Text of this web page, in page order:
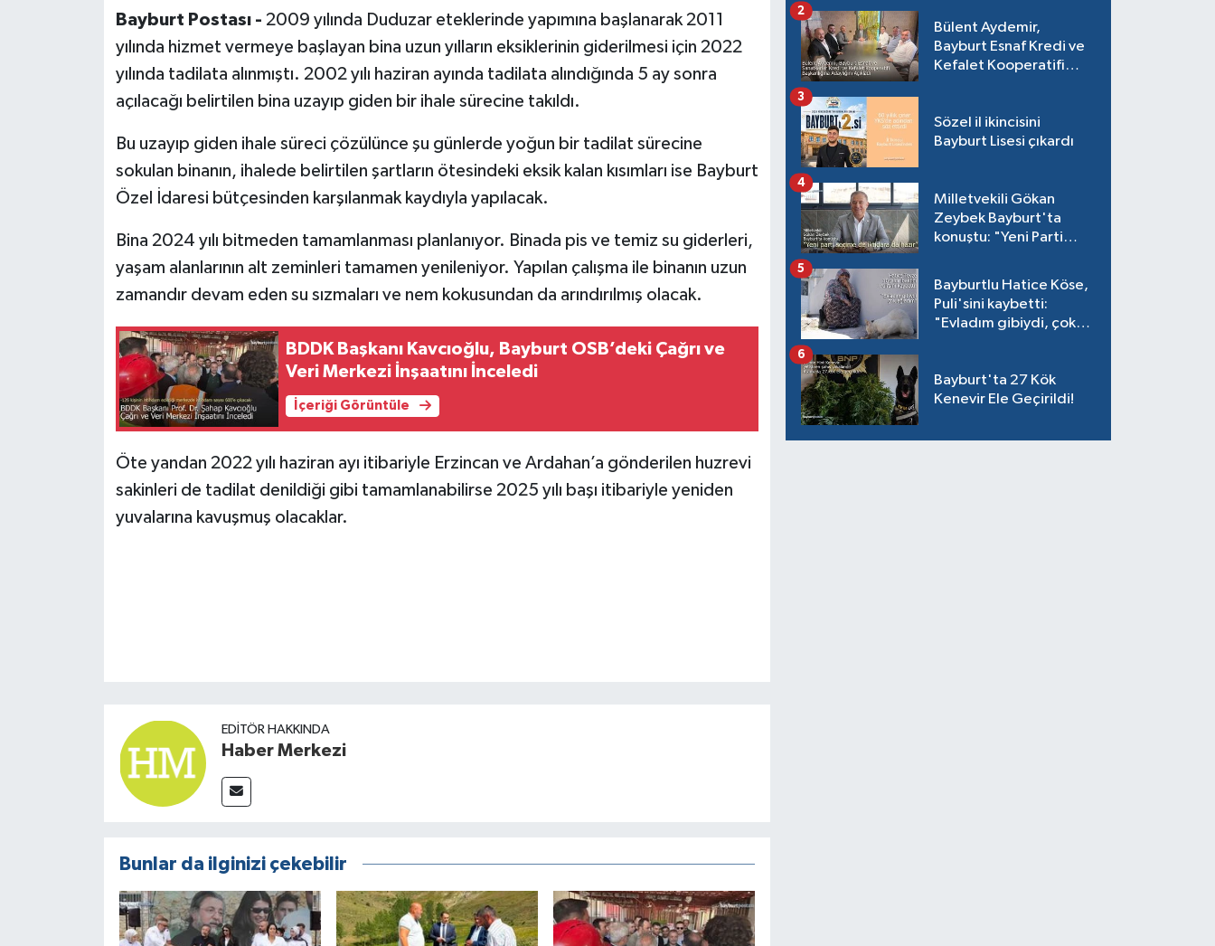
Bayburt Postası - 2009 yılında Duduzar eteklerinde yapımına başlanarak 2011
yılında hizmet vermeye başlayan bina uzun yılların eksiklerinin giderilmesi için 2022
yılında tadilata alınmıştı. 2002 yılı haziran ayında tadilata alındığında 5 ay sonra
açılacağı belirtilen bina uzayıp giden bir ihale sürecine takıldı.
Bu uzayıp giden ihale süreci çözülünce şu günlerde yoğun bir tadilat sürecine
sokulan binanın, ihalede belirtilen şartların ötesindeki eksik kalan kısımları ise Bayburt
Özel İdaresi bütçesinden karşılanmak kaydıyla yapılacak.
Bina 2024 yılı bitmeden tamamlanması planlanıyor. Binada pis ve temiz su giderleri,
yaşam alanlarının alt zeminleri tamamen yenileniyor. Yapılan çalışma ile binanın uzun
zamandır devam eden su sızmaları ve nem kokusundan da arındırılmış olacak.
BDDK Başkanı Kavcıoğlu, Bayburt OSB’deki Çağrı ve
Veri Merkezi İnşaatını İnceledi
İçeriği Görüntüle
Öte yandan 2022 yılı haziran ayı itibariyle Erzincan ve Ardahan’a gönderilen huzrevi
sakinleri de tadilat denildiği gibi tamamlanabilirse 2025 yılı başı itibariyle yeniden
yuvalarına kavuşmuş olacaklar.
EDITÖR HAKKINDA
Haber Merkezi
Bunlar da ilginizi çekebilir
Bülent Aydemir,
Bayburt Esnaf Kredi ve
Kefalet Kooperatifi
2
Sözel il ikincisini
Bayburt Lisesi çıkardı
3
Milletvekili Gökan
Zeybek Bayburt'ta
konuştu: "Yeni Parti
4
Bayburtlu Hatice Köse,
Puli'sini kaybetti:
"Evladım gibiydi, çok
5
Bayburt'ta 27 Kök
Kenevir Ele Geçirildi!
6